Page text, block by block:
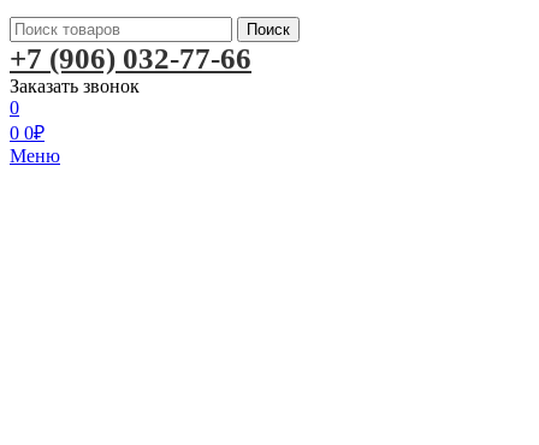
Поиск
+7 (906) 032-77-66
Заказать звонок
0
0 0₽
Меню